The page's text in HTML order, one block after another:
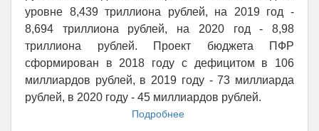
уровне 8,439 триллиона рублей, на 2019 год -
8,694 триллиона рублей, на 2020 год - 8,98
триллиона рублей. Проект бюджета ПФР
сформирован в 2018 году с дефицитом в 106
миллиардов рублей, в 2019 году - 73 миллиарда
рублей, в 2020 году - 45 миллиардов рублей.
Подробнеео